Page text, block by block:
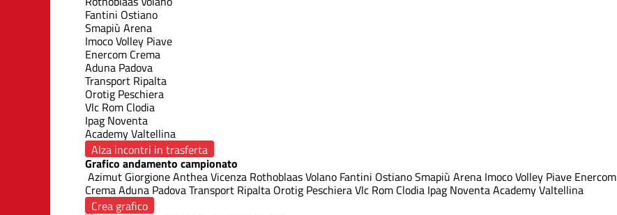
Fantini Ostiano
Smapiù Arena
Imoco Volley Piave
Enercom Crema
Aduna Padova
Transport Ripalta
Orotig Peschiera
Vlc Rom Clodia
Ipag Noventa
Academy Valtellina
Alza incontri in trasferta
Grafico andamento campionato
Azimut GiorgioneAnthea Vicenza Rothoblaas Volano Fantini OstianoSmapiù Arena Imoco Volley Piave Enercom
CremaAduna PadovaTransport Ripalta Orotig PeschieraVlc Rom Clodia Ipag NoventaAcademy Valtellina
Crea grafico